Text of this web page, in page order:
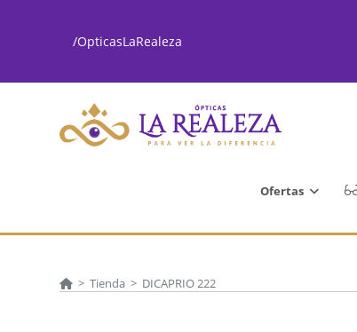
/OpticasLaRealeza
Ofertas
> Tienda > DICAPRIO 222